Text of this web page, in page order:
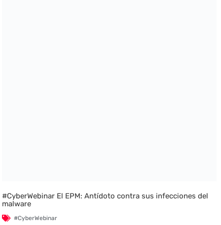
#CyberWebinar El EPM: Antídoto contra sus infecciones del
malware
#CyberWebinar